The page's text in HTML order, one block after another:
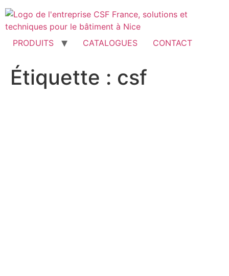
Aller
au
contenu
PRODUITS
CATALOGUES CONTACT
Étiquette : csf